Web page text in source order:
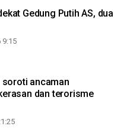
Gedung Putih AS, dua
9:15
ancaman
dan terorisme